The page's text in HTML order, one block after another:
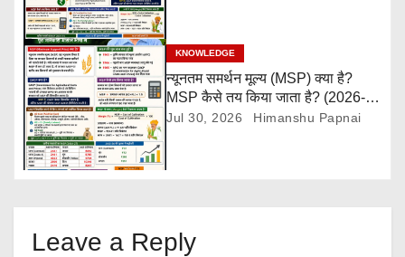
KNOWLEDGE
न्यूनतम समर्थन मूल्य (MSP) क्या है?
MSP कैसे तय किया जाता है? (2026-
27)
Jul 30, 2026 Himanshu Papnai
Leave a Reply